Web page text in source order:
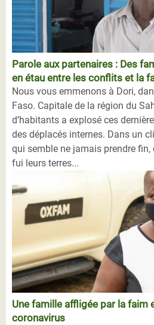
Parole aux partenaires : Des
en étau entre les conflits et la
Nous vous emmenons à Dori,
Faso. Capitale de la région du
d’habitants a explosé ces
des déplacés internes. Dans un
qui semble ne jamais prendre
fui leurs terres...
Une famille affligée par la faim
coronavirus